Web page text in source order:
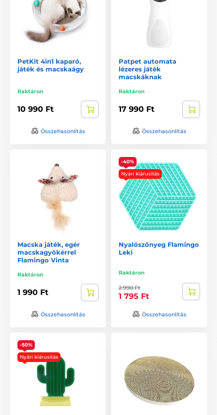
PetKit 4in1 kaparó,
játék és macskaágy
Raktáron
10 990 Ft
Összehasonlítás
Patpet automata
lézeres játék
macskáknak
Raktáron
17 990 Ft
Összehasonlítás
Macska játék, egér
macskagyökérrel
Flamingo Vinta
Raktáron
1 990 Ft
Összehasonlítás
-40%
Nyári kiárusítás
Nyalószőnyeg Flamingo
Leki
Raktáron
2 990 Ft
1 795 Ft
Összehasonlítás
-50%
Nyári kiárusítás